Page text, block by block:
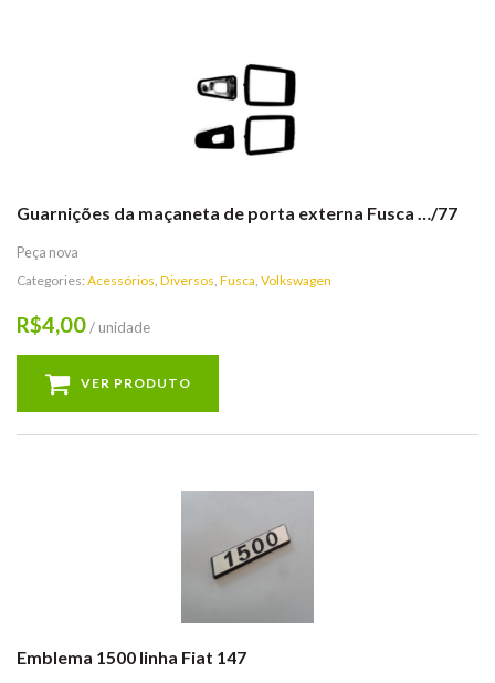
Guarnições da maçaneta de porta externa Fusca …/77
Peça nova
Categories: Acessórios Diversos Fusca Volkswagen
R$4,00/ unidade
VER PRODUTO
Emblema 1500 linha Fiat 147